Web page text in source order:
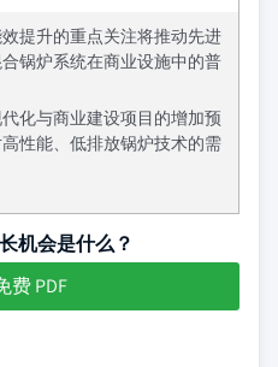
提升的重点关注将推动先进
锅炉系统在商业设施中的普
化与商业建设项目的增加预
性能、低排放锅炉技术的需
机会是什么？
费 PDF